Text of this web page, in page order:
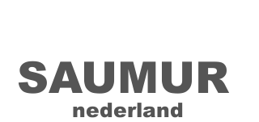
SAUMUR
nederland